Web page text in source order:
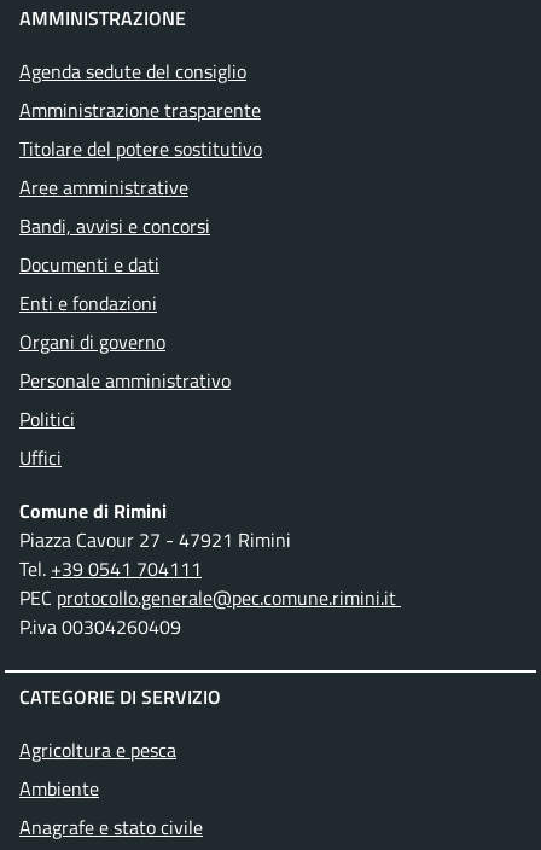
AMMINISTRAZIONE
Agenda sedute del consiglio
Amministrazione trasparente
Titolare del potere sostitutivo
Aree amministrative
Bandi, avvisi e concorsi
Documenti e dati
Enti e fondazioni
Organi di governo
Personale amministrativo
Politici
Uffici
Comune di Rimini
Piazza Cavour 27 - 47921 Rimini
Tel. +39 0541 704111
PEC protocollo.generale@pec.comune.rimini.it
P.iva 00304260409
CATEGORIE DI SERVIZIO
Agricoltura e pesca
Ambiente
Anagrafe e stato civile